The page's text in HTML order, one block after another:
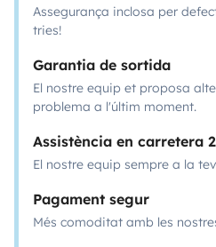
Assegurança inclosa per
tries!
Garantia de sortida
El nostre equip et proposa
problema a l'últim moment.
Assistència en carretera
El nostre equip sempre a la
Pagament segur
Més comoditat amb les